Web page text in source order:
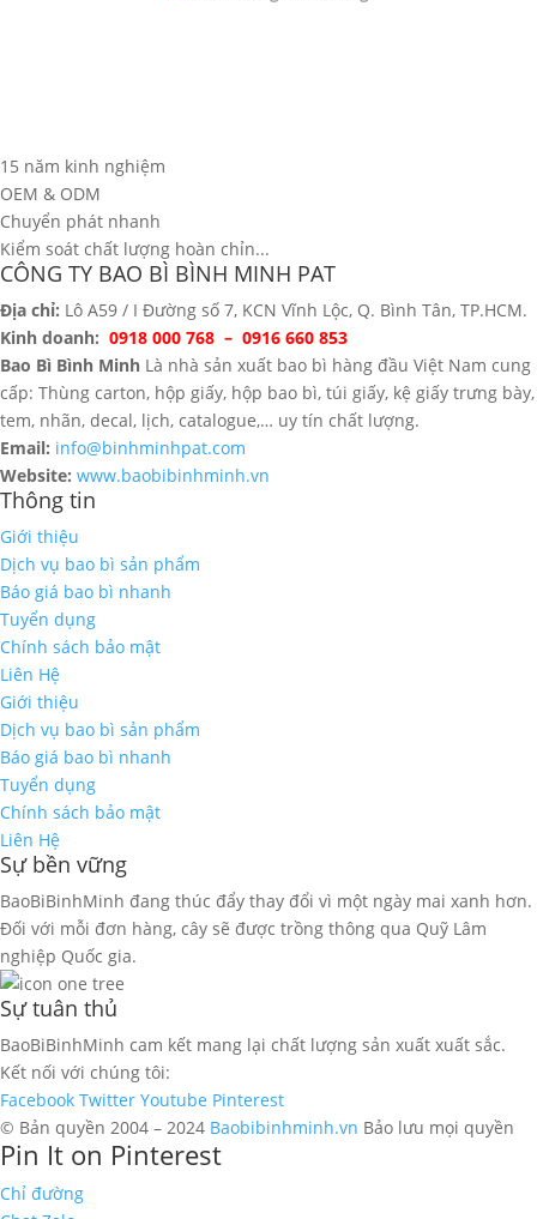
15 năm kinh nghiệm
OEM & ODM
Chuyển phát nhanh
Kiểm soát chất lượng hoàn chỉn...
CÔNG TY BAO BÌ BÌNH MINH PAT
Địa chỉ: Lô A59 / I Đường số 7, KCN Vĩnh Lộc, Q. Bình Tân, TP.HCM.
Kinh doanh: 0918 000 768 – 0916 660 853
Bao Bì Bình Minh Là nhà sản xuất bao bì hàng đầu Việt Nam cung
cấp: Thùng carton, hộp giấy, hộp bao bì, túi giấy, kệ giấy trưng bày,
tem, nhãn, decal, lịch, catalogue,… uy tín chất lượng.
Email: info@binhminhpat.com
Website: www.baobibinhminh.vn
Thông tin
Giới thiệu
Dịch vụ bao bì sản phẩm
Báo giá bao bì nhanh
Tuyển dụng
Chính sách bảo mật
Liên Hệ
Giới thiệu
Dịch vụ bao bì sản phẩm
Báo giá bao bì nhanh
Tuyển dụng
Chính sách bảo mật
Liên Hệ
Sự bền vững
BaoBiBinhMinh đang thúc đẩy thay đổi vì một ngày mai xanh hơn.
Đối với mỗi đơn hàng, cây sẽ được trồng thông qua Quỹ Lâm
nghiệp Quốc gia.
Sự tuân thủ
BaoBiBinhMinh cam kết mang lại chất lượng sản xuất xuất sắc.
Kết nối với chúng tôi:
Facebook Twitter Youtube Pinterest
© Bản quyền 2004 – 2024 Baobibinhminh.vn Bảo lưu mọi quyền
Pin It on Pinterest
Chỉ đường